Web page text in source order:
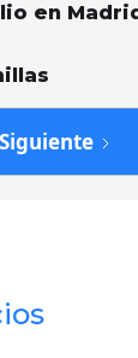
en
Siguiente